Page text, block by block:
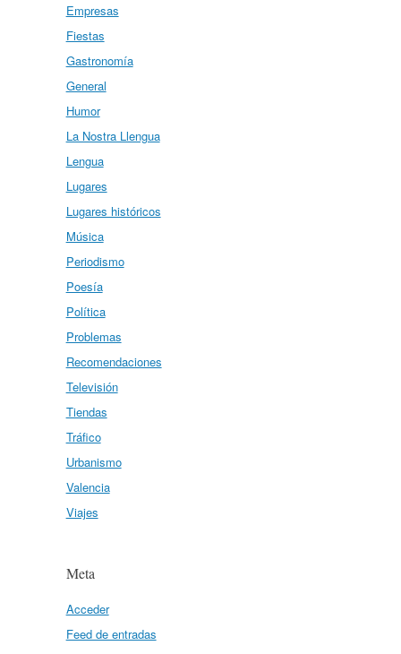
Empresas
Fiestas
Gastronomía
General
Humor
La Nostra Llengua
Lengua
Lugares
Lugares históricos
Música
Periodismo
Poesía
Política
Problemas
Recomendaciones
Televisión
Tiendas
Tráfico
Urbanismo
Valencia
Viajes
Meta
Acceder
Feed de entradas